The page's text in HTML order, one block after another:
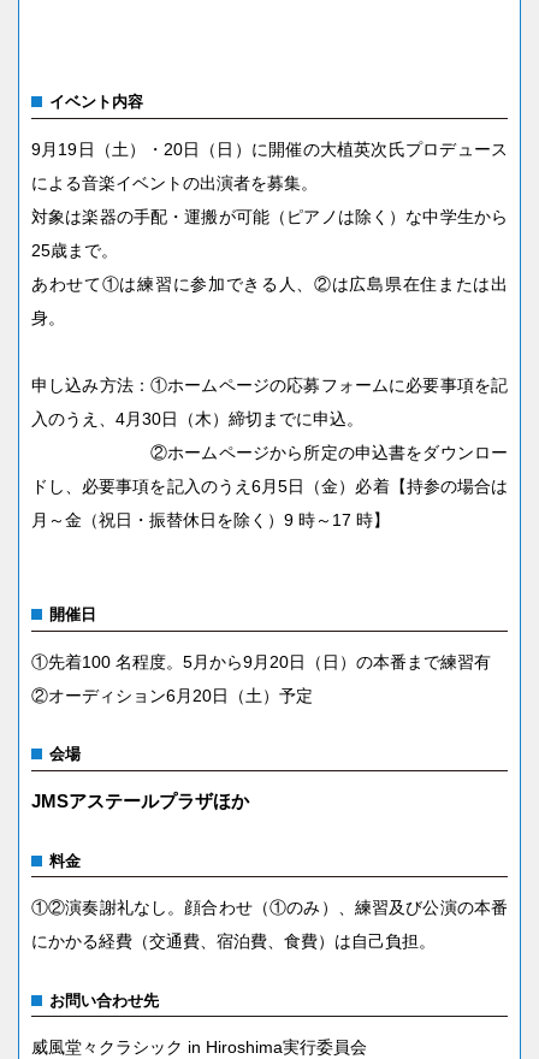
イベント内容
9月19日（土）・20日（日）に開催の大植英次氏プロデュース
による音楽イベントの出演者を募集。
対象は楽器の手配・運搬が可能（ピアノは除く）な中学生から
25歳まで。
あわせて①は練習に参加できる人、②は広島県在住または出
身。
申し込み方法：①ホームページの応募フォームに必要事項を記
入のうえ、4月30日（木）締切までに申込。
②ホームページから所定の申込書をダウンロー
ドし、必要事項を記入のうえ6月5日（金）必着【持参の場合は
月～金（祝日・振替休日を除く）9 時～17 時】
開催日
①先着100 名程度。5月から9月20日（日）の本番まで練習有
②オーディション6月20日（土）予定
会場
JMSアステールプラザほか
料金
①②演奏謝礼なし。顔合わせ（①のみ）、練習及び公演の本番
にかかる経費（交通費、宿泊費、食費）は自己負担。
お問い合わせ先
威風堂々クラシック in Hiroshima実行委員会